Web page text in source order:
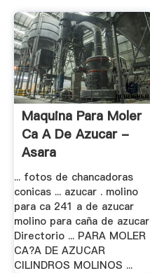
Maquina Para Moler
Ca A De Azucar -
Asara
... fotos de chancadoras
conicas ... azucar . molino
para ca 241 a de azucar
molino para caña de azucar
Directorio ... PARA MOLER
CA?A DE AZUCAR
CILINDROS MOLINOS ...